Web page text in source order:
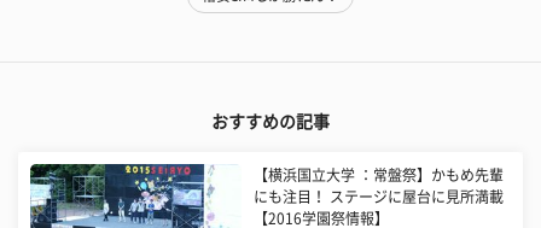
おすすめの記事
【横浜国立大学 ：常盤祭】かもめ先輩
にも注目！ ステージに屋台に見所満載
【2016学園祭情報】